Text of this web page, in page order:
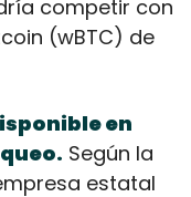
competir con
(wBTC) de
en
Según la
estatal